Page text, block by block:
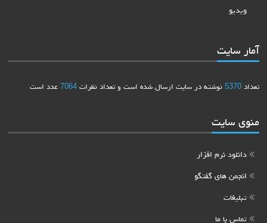
ویدیو
آمار سایت
تعداد5370 نوشته در سایت ارسال شده است و تعداد نظرات7064 عدد است
منوی سایت
دانلود نرم افزار
انجمن های گفتگو
تبلیغات
تماس با ما